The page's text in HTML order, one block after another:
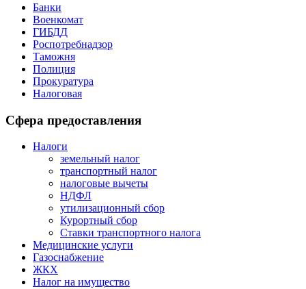
Банки
Военкомат
ГИБДД
Роспотребнадзор
Таможня
Полиция
Прокуратура
Налоговая
Сфера предоставления
Налоги
земельный налог
транспортный налог
налоговые вычеты
НДФЛ
утилизационный сбор
Курортный сбор
Ставки транспортного налога
Медицинские услуги
Газоснабжение
ЖКХ
Налог на имущество